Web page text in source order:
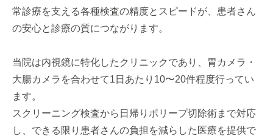
常診療を支える各種検査の精度とスピードが、患者さん
の安心と診療の質につながります。
当院は内視鏡に特化したクリニックであり、胃カメラ・
大腸カメラを合わせて1日あたり10〜20件程度行ってい
ます。
スクリーニング検査から日帰りポリープ切除術まで対応
し、できる限り患者さんの負担を減らした医療を提供で